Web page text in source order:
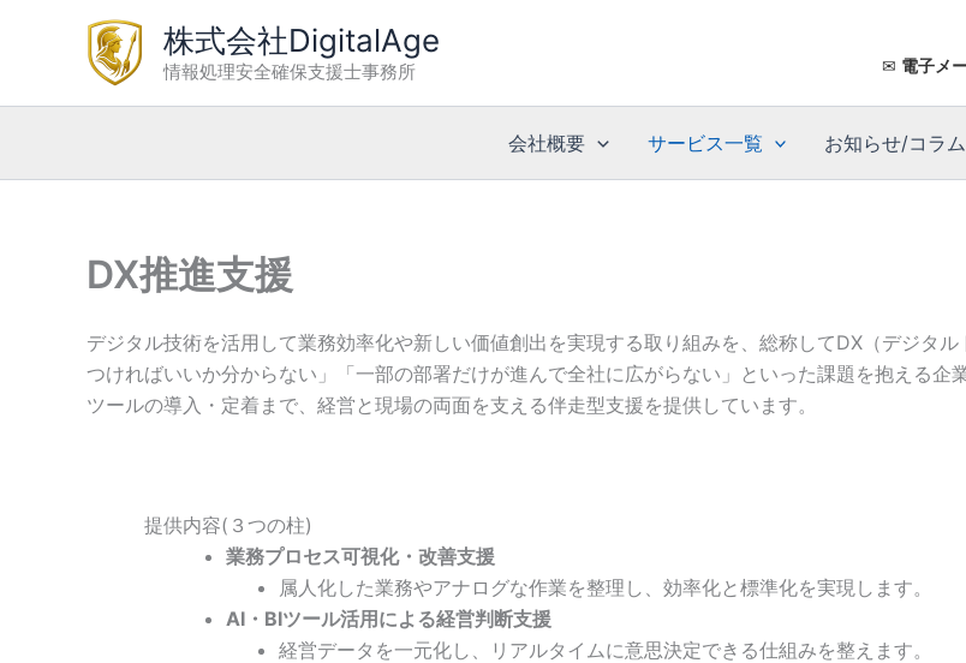
ス
株式会社DigitalAge
情報処理安全確保支援士事務所
✉ 電子メ
会社概要 サービス一覧 お知らせ/コラム
DX推進支援
デジタル技術を活用して業務効率化や新しい価値創出を実現する取り組みを、総称してDX（デジタ
つければいいか分からない」「一部の部署だけが進んで全社に広がらない」といった課題を抱える企
ツールの導入・定着まで、経営と現場の両面を支える伴走型支援を提供しています。
提供内容(３つの柱)
業務プロセス可視化・改善支援
属人化した業務やアナログな作業を整理し、効率化と標準化を実現します。
AI・BIツール活用による経営判断支援
経営データを一元化し、リアルタイムに意思決定できる仕組みを整えます。